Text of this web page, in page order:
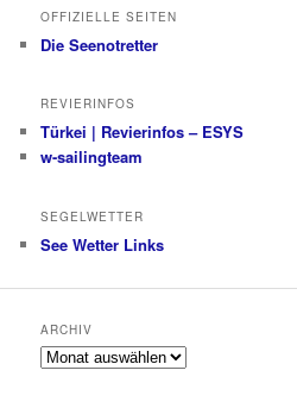
OFFIZIELLE SEITEN
Die Seenotretter
REVIERINFOS
Türkei | Revierinfos – ESYS
w-sailingteam
SEGELWETTER
See Wetter Links
ARCHIV
Archiv